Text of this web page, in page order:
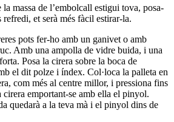
massa de l’embolcall estigui tova, posa-
refredi, et serà més fàcil estirar-la.
pots fer-ho amb un ganivet o amb
Amb una ampolla de vidre buida, i una
Posa la cirera sobre la boca de
el dit polze i índex. Col·loca la palleta en
com més al centre millor, i pressiona fins
cirera emportant-se amb ella el pinyol.
quedarà a la teva mà i el pinyol dins de